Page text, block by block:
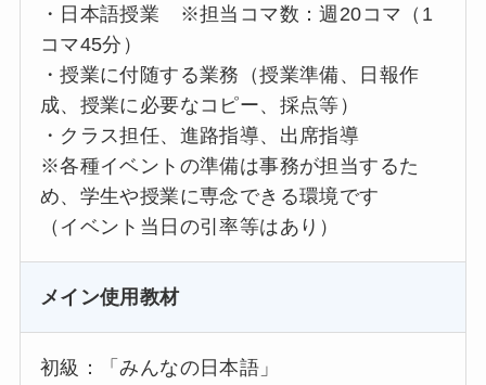
・日本語授業 ※担当コマ数：週20コマ（1
コマ45分）
・授業に付随する業務（授業準備、日報作
成、授業に必要なコピー、採点等）
・クラス担任、進路指導、出席指導
※各種イベントの準備は事務が担当するた
め、学生や授業に専念できる環境です
（イベント当日の引率等はあり）
メイン使用教材
初級：「みんなの日本語」